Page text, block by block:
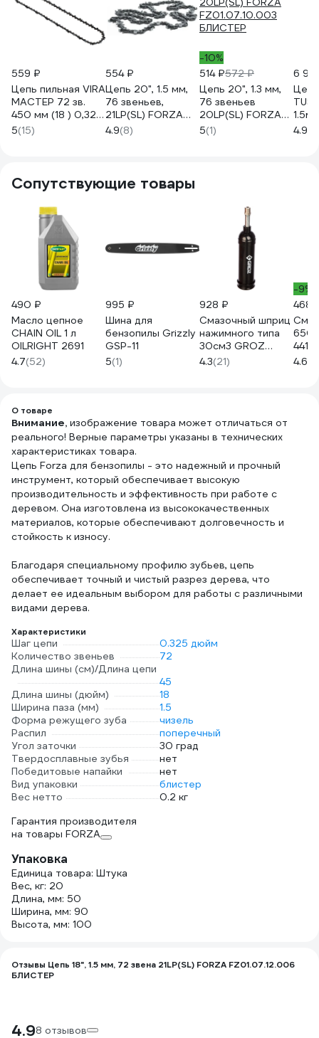
559 ₽
Цепь пильная VIRA
МАСТЕР 72 зв.
450 мм (18 ) 0,325
1.3 L72-0,325-1.3
594972
5(15)
554 ₽
Цепь 20", 1.5 мм,
76 звеньев,
21LP(SL) FORZA
FZ01.07.12.001
БЛИСТЕР
4.9(8)
-10%
514 ₽572 ₽
Цепь 20", 1.3 мм,
76 звеньев
20LP(SL) FORZA
FZ01.07.10.003
БЛИСТЕР
5(1)
6
4.9
Сопутствующие товары
490 ₽
Масло цепное
CHAIN OIL 1 л
OILRIGHT 2691
4.7(52)
995 ₽
Шина для
бензопилы Grizzly
GSP-11
5(1)
928 ₽
Смазочный шприц
нажимного типа
30см3 GROZ
GR43100 - G6P
4.3(21)
-9%
468
650
4410
4.6
О товаре
Внимание, изображение товара может отличаться от
реального! Верные параметры указаны в технических
характеристиках товара.
Цепь Forza для бензопилы - это надежный и прочный
инструмент, который обеспечивает высокую
производительность и эффективность при работе с
деревом. Она изготовлена из высококачественных
материалов, которые обеспечивают долговечность и
стойкость к износу.
Благодаря специальному профилю зубьев, цепь
обеспечивает точный и чистый разрез дерева, что
делает ее идеальным выбором для работы с различными
видами дерева.
Характеристики
Шаг цепи
0.325 дюйм
Количество звеньев
72
Длина шины (см)/Длина цепи
45
Длина шины (дюйм)
18
Ширина паза (мм)
1.5
Форма режущего зуба
чизель
Распил
поперечный
Угол заточки
30 град
Твердосплавные зубья
нет
Победитовые напайки
нет
Вид упаковки
блистер
Вес нетто
0.2 кг
Гарантия производителя
на товары FORZA
Упаковка
Единица товара: Штука
Вес, кг: 20
Длина, мм: 50
Ширина, мм: 90
Высота, мм: 100
Отзывы Цепь 18", 1.5 мм, 72 звена 21LP(SL) FORZA FZ01.07.12.006
БЛИСТЕР
4.98 отзывов